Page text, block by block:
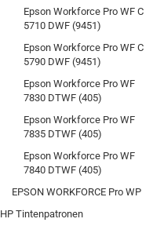
Epson Workforce Pro WF C
5710 DWF (9451)
Epson Workforce Pro WF C
5790 DWF (9451)
Epson Workforce Pro WF
7830 DTWF (405)
Epson Workforce Pro WF
7835 DTWF (405)
Epson Workforce Pro WF
7840 DTWF (405)
EPSON WORKFORCE Pro WP
HP Tintenpatronen